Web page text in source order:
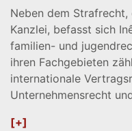
Neben dem
Kanzlei, befasst sich
familien- und
ihren Fachgebieten
internationale
Unternehmensrecht
[+]